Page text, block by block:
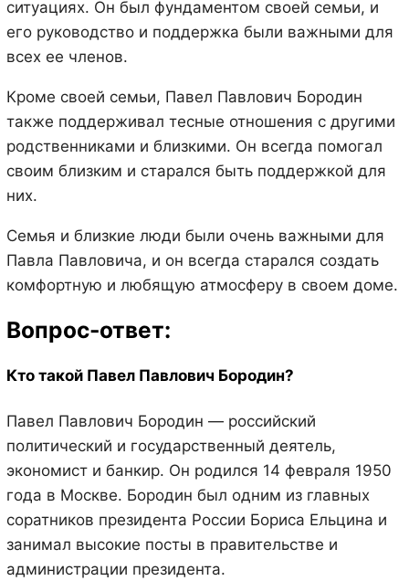
ситуациях. Он был фундаментом своей семьи, и
его руководство и поддержка были важными для
всех ее членов.
Кроме своей семьи, Павел Павлович Бородин
также поддерживал тесные отношения с другими
родственниками и близкими. Он всегда помогал
своим близким и старался быть поддержкой для
них.
Семья и близкие люди были очень важными для
Павла Павловича, и он всегда старался создать
комфортную и любящую атмосферу в своем доме.
Вопрос-ответ:
Кто такой Павел Павлович Бородин?
Павел Павлович Бородин — российский
политический и государственный деятель,
экономист и банкир. Он родился 14 февраля 1950
года в Москве. Бородин был одним из главных
соратников президента России Бориса Ельцина и
занимал высокие посты в правительстве и
администрации президента.